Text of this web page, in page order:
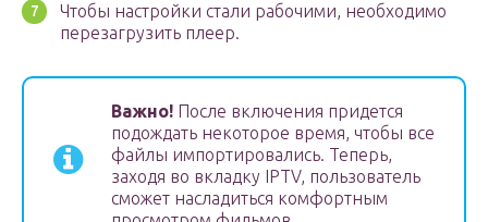
Чтобы настройки стали рабочими, необходимо
перезагрузить плеер.
Важно! После включения придется
подождать некоторое время, чтобы все
файлы импортировались. Теперь,
заходя во вкладку IPTV, пользователь
сможет насладиться комфортным